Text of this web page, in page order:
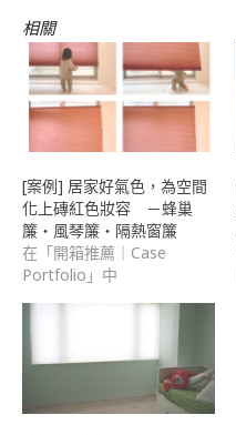
相關
[案例] 居家好氣色，為空間
化上磚紅色妝容 －蜂巢
簾・風琴簾・隔熱窗簾
在「開箱推薦｜Case
Portfolio」中